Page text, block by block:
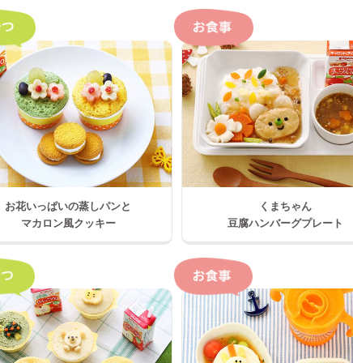
お花いっぱいの蒸しパンと
マカロン風クッキー
くまちゃん
豆腐ハンバーグプレート